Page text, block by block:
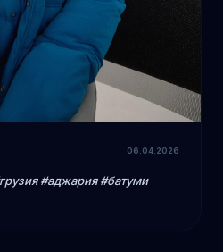
06.04.2026